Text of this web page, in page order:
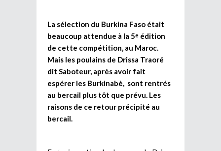
La sélection du Burkina Faso était
beaucoup attendue à la 5e édition
de cette compétition, au Maroc.
Mais les poulains de Drissa Traoré
dit Saboteur, après avoir fait
espérer les Burkinabè, sont rentrés
au bercail plus tôt que prévu. Les
raisons de ce retour précipité au
bercail.